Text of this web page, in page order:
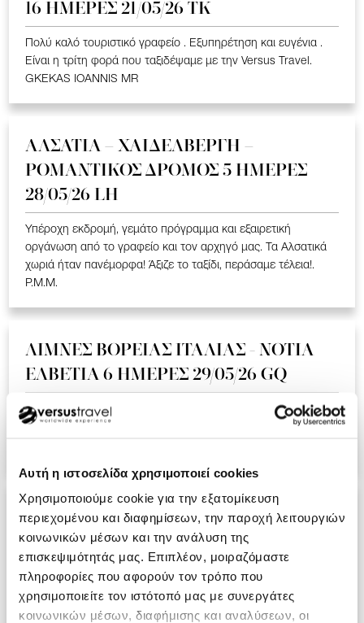
Αυτή η ιστοσελίδα χρησιμοποιεί cookies
Χρησιμοποιούμε cookie για την εξατομίκευση
περιεχομένου και διαφημίσεων, την παροχή λειτουργιών
κοινωνικών μέσων και την ανάλυση της
επισκεψιμότητάς μας. Επιπλέον, μοιραζόμαστε
πληροφορίες που αφορούν τον τρόπο που
χρησιμοποιείτε τον ιστότοπό μας με συνεργάτες
κοινωνικών μέσων, διαφήμισης και αναλύσεων, οι
16 ΗΜΕΡΕΣ 21/05/26 TK
Πολύ καλό τουριστικό γραφείο . Εξυπηρέτηση και ευγένια .
Είναι η τρίτη φορά που ταξιδέψαμε με την Versus Travel.
GKEKAS IOANNIS MR
ΑΛΣΑΤΙΑ – ΧΑΙΔΕΛΒΕΡΓΗ –
ΡΟΜΑΝΤΙΚΟΣ ΔΡΟΜΟΣ 5 ΗΜΕΡΕΣ
28/05/26 LH
Υπέροχη εκδρομή, γεμάτο πρόγραμμα και εξαιρετική
οργάνωση από το γραφείο και τον αρχηγό μας. Τα Αλσατικά
χωριά ήταν πανέμορφα! Άξιζε το ταξίδι, περάσαμε τέλεια!.
P.M.M.
ΛΙΜΝΕΣ ΒΟΡΕΙΑΣ ΙΤΑΛΙΑΣ - ΝΟΤΙΑ
ΕΛΒΕΤΙΑ 6 ΗΜΕΡΕΣ 29/05/26 GQ
Ειναι η δευτερη συνεχομενη χρονια που ταξιδευουμε μαζι
σας και ημαστε πολυ ευχαριστημενοι απο την εμπειρια!!!.
ΑΝΔΑΛΟΥΣΙΑ - ΓΙΒΡΑΛΤΑΡ 9 ΗΜΕΡΕΣ
28/05/26 A3
Ο επαγγελματισμος σε ολο το μεγαλειο του. Σιγουρα θα το
προτιμησουμε στο επομενο ταξιδι μας. PANAGIOTOPOULOU
ATHANASIA MRS